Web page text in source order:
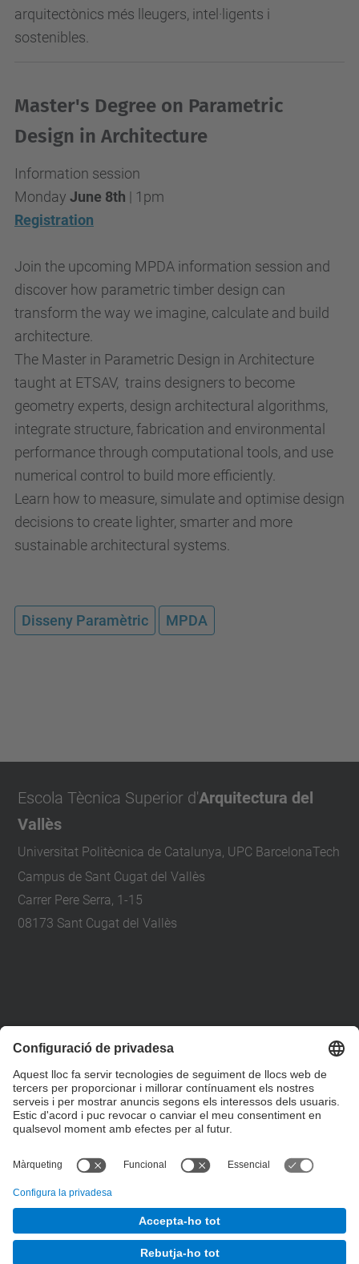
arquitectònics més lleugers, intel·ligents i
sostenibles.
Master's Degree on Parametric
Design in Architecture
Information session
Monday June 8th | 1pm
Registration
Join the upcoming MPDA information session and
discover how parametric timber design can
transform the way we imagine, calculate and build
architecture.
The Master in Parametric Design in Architecture
taught at ETSAV, trains designers to become
geometry experts, design architectural algorithms,
integrate structure, fabrication and environmental
performance through computational tools, and use
numerical control to build more efficiently.
Learn how to measure, simulate and optimise design
decisions to create lighter, smarter and more
sustainable architectural systems.
Disseny Paramètric MPDA
Escola Tècnica Superior d'Arquitectura del
Vallès
Universitat Politècnica de Catalunya, UPC BarcelonaTech
Campus de Sant Cugat del Vallès
Carrer Pere Serra, 1-15
08173 Sant Cugat del Vallès
etsav@upc.edu
contacte
on som
segueix-nos
Escola Tècnica Superior d'Arquitectura del Vallès